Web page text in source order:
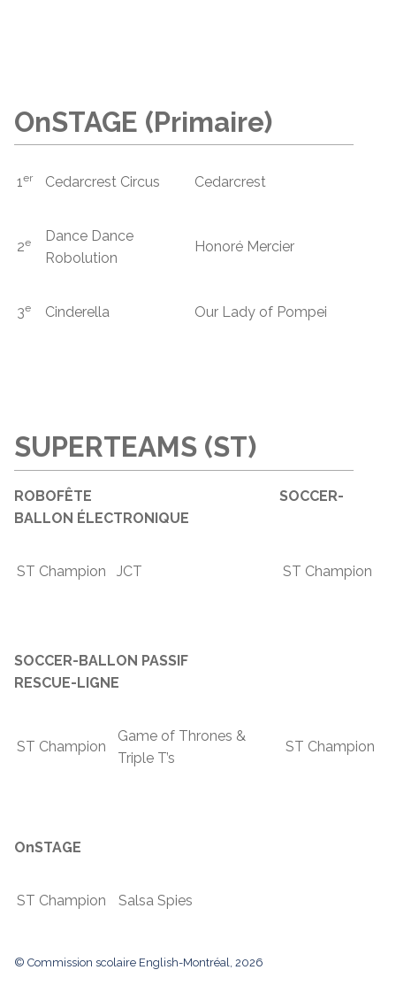
OnSTAGE (Primaire)
1 er Cedarcrest Circus Cedarcrest
2e
Dance Dance
Robolution
Honoré Mercier
3e Cinderella Our Lady of Pompei
SUPERTEAMS (ST)
ROBOFÊTE SOCCER-
BALLON ÉLECTRONIQUE
ST Champion JCT ST Champion
SOCCER-BALLON PASSIF
RESCUE-LIGNE
ST Champion
Game of Thrones &
Triple T’s
ST Champion
OnSTAGE
ST Champion Salsa Spies
© Commission scolaire English-Montréal, 2026